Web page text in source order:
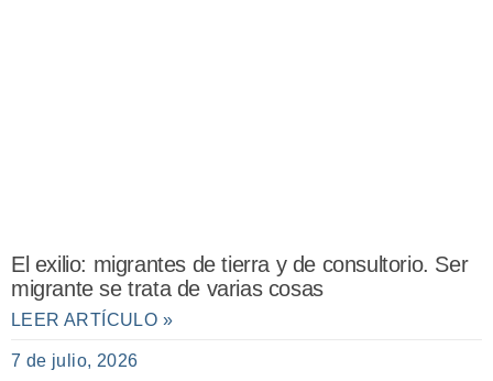
El exilio: migrantes de tierra y de consultorio. Ser
migrante se trata de varias cosas
LEER ARTÍCULO »
7 de julio, 2026